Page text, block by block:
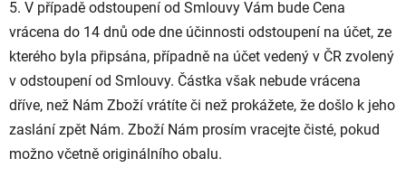
5. V případě odstoupení od Smlouvy Vám bude Cena
vrácena do 14 dnů ode dne účinnosti odstoupení na účet, ze
kterého byla připsána, případně na účet vedený v ČR zvolený
v odstoupení od Smlouvy. Částka však nebude vrácena
dříve, než Nám Zboží vrátíte či než prokážete, že došlo k jeho
zaslání zpět Nám. Zboží Nám prosím vracejte čisté, pokud
možno včetně originálního obalu.